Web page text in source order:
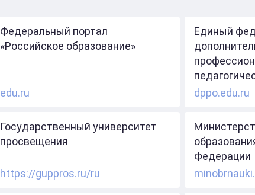
Федеральный портал
«Российское образование»
edu.ru
Единый
dppo.edu.ru
Государственный университет
просвещения
https://guppros.ru/ru
Федерации